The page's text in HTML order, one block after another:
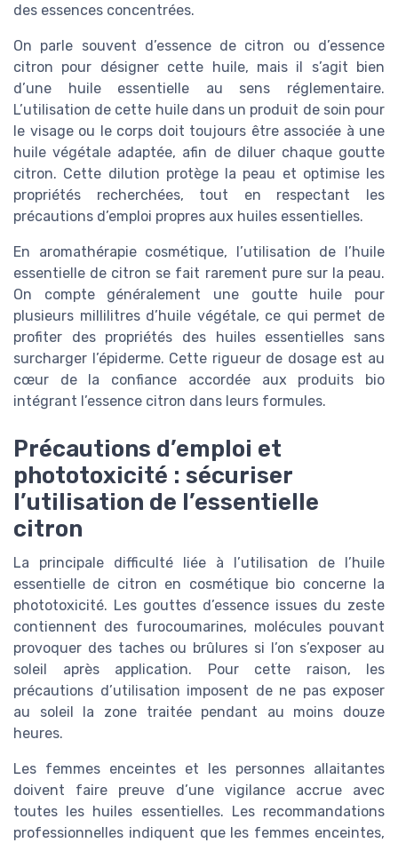
des essences concentrées.
On parle souvent d’essence de citron ou d’essence
citron pour désigner cette huile, mais il s’agit bien
d’une huile essentielle au sens réglementaire.
L’utilisation de cette huile dans un produit de soin pour
le visage ou le corps doit toujours être associée à une
huile végétale adaptée, afin de diluer chaque goutte
citron. Cette dilution protège la peau et optimise les
propriétés recherchées, tout en respectant les
précautions d’emploi propres aux huiles essentielles.
En aromathérapie cosmétique, l’utilisation de l’huile
essentielle de citron se fait rarement pure sur la peau.
On compte généralement une goutte huile pour
plusieurs millilitres d’huile végétale, ce qui permet de
profiter des propriétés des huiles essentielles sans
surcharger l’épiderme. Cette rigueur de dosage est au
cœur de la confiance accordée aux produits bio
intégrant l’essence citron dans leurs formules.
Précautions d’emploi et
phototoxicité : sécuriser
l’utilisation de l’essentielle
citron
La principale difficulté liée à l’utilisation de l’huile
essentielle de citron en cosmétique bio concerne la
phototoxicité. Les gouttes d’essence issues du zeste
contiennent des furocoumarines, molécules pouvant
provoquer des taches ou brûlures si l’on s’exposer au
soleil après application. Pour cette raison, les
précautions d’utilisation imposent de ne pas exposer
au soleil la zone traitée pendant au moins douze
heures.
Les femmes enceintes et les personnes allaitantes
doivent faire preuve d’une vigilance accrue avec
toutes les huiles essentielles. Les recommandations
professionnelles indiquent que les femmes enceintes,